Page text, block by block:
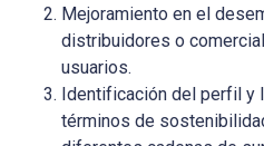
Mejoramiento en el
distribuidores o
usuarios.
Identificación del perfil y
términos de